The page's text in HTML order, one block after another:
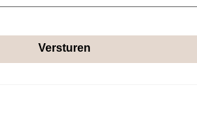
Versturen